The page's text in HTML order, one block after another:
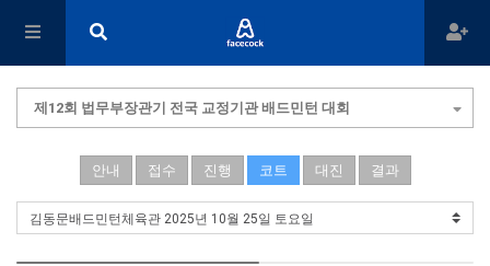
제12회 법무부장관기 전국 교정기관 배드민턴 대회
안내 접수 진행 코트 대진 결과